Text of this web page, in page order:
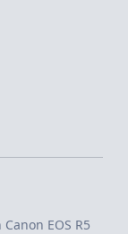
Canon EOS R5